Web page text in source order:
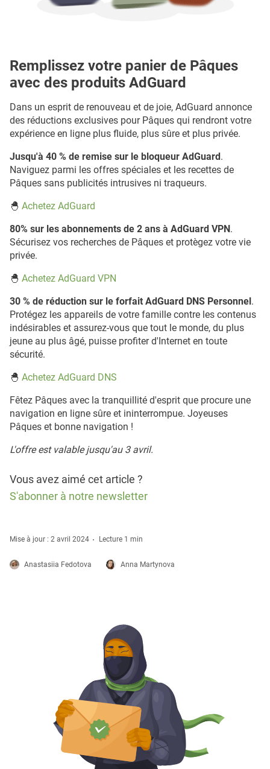
Remplissez votre panier de Pâques
avec des produits AdGuard
Dans un esprit de renouveau et de joie, AdGuard annonce
des réductions exclusives pour Pâques qui rendront votre
expérience en ligne plus fluide, plus sûre et plus privée.
Jusqu'à 40 % de remise sur le bloqueur AdGuard .
Naviguez parmi les offres spéciales et les recettes de
Pâques sans publicités intrusives ni traqueurs.
🐣 Achetez AdGuard
80% sur les abonnements de 2 ans à AdGuard VPN .
Sécurisez vos recherches de Pâques et protègez votre vie
privée.
🐣 Achetez AdGuard VPN
30 % de réduction sur le forfait AdGuard DNS Personnel .
Protégez les appareils de votre famille contre les contenus
indésirables et assurez-vous que tout le monde, du plus
jeune au plus âgé, puisse profiter d'Internet en toute
sécurité.
🐣 Achetez AdGuard DNS
Fêtez Pâques avec la tranquillité d'esprit que procure une
navigation en ligne sûre et ininterrompue. Joyeuses
Pâques et bonne navigation !
L'offre est valable jusqu'au 3 avril.
Vous avez aimé cet article ?
S'abonner à notre newsletter
Mise à jour : 2 avril 2024 Lecture 1 min
Anastasiia Fedotova Anna Martynova